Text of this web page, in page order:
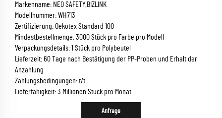
Markenname: NEO SAFETY,BIZLINK
Modellnummer: WH713
Zertifizierung: Oekotex Standard 100
Mindestbestellmenge: 3000 Stück pro Farbe pro Modell
Verpackungsdetails: 1 Stück pro Polybeutel
Lieferzeit: 60 Tage nach Bestätigung der PP-Proben und Erhalt der
Anzahlung
Zahlungsbedingungen: t/t
Lieferfähigkeit: 3 Millionen Stück pro Monat
Anfrage